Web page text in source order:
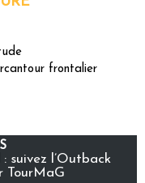
frontalier
suivez l’Outback
TourMaG